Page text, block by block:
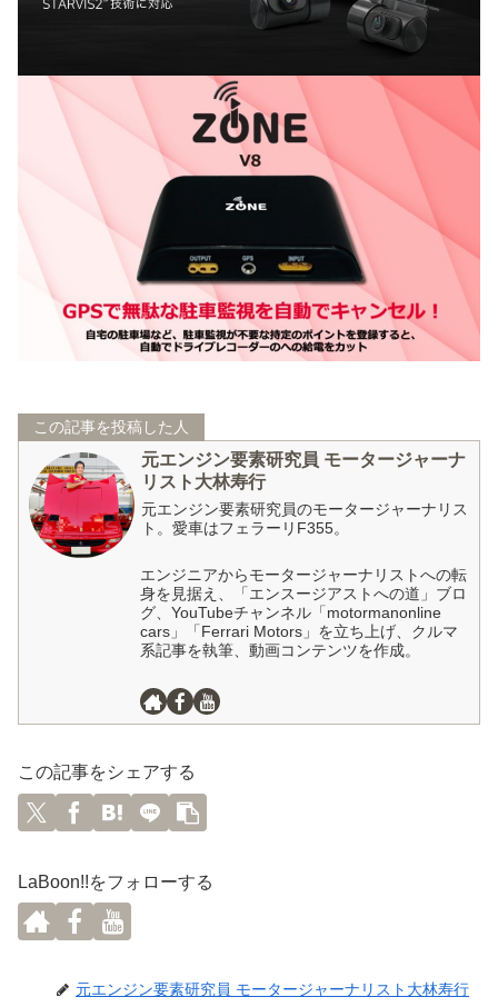
この記事を投稿した人
元エンジン要素研究員 モータージャーナ
リスト大林寿行
元エンジン要素研究員のモータージャーナリス
ト。愛車はフェラーリF355。
エンジニアからモータージャーナリストへの転
身を見据え、「エンスージアストへの道」ブロ
グ、YouTubeチャンネル「motormanonline
cars」「Ferrari Motors」を立ち上げ、クルマ
系記事を執筆、動画コンテンツを作成。
この記事をシェアする
LaBoon!!をフォローする
元エンジン要素研究員 モータージャーナリスト大林寿行